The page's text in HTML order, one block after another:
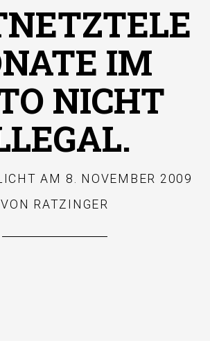
IM
NICHT
AM 8. NOVEMBER 2009
VON RATZINGER